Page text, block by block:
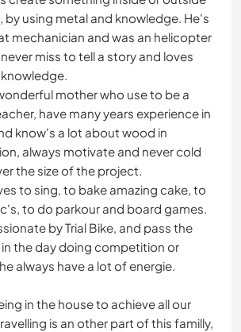
by using metal and knowledge. He's
mechanician and was an helicopter
miss to tell a story and loves
mother who use to be a
have many years experience in
know's a lot about wood in
always motivate and never cold
the size of the project.
to sing, to bake amazing cake, to
to do parkour and board games.
by Trial Bike, and pass the
the day doing competition or
always have a lot of energie.
in the house to achieve all our
is an other part of this familly,